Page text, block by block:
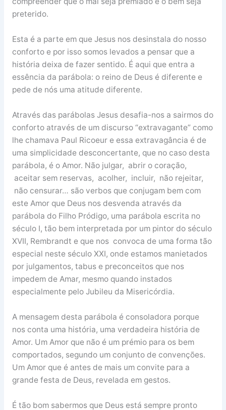
preterido.
Esta é a parte em que Jesus nos desinstala do nosso
conforto e por isso somos levados a pensar que a
história deixa de fazer sentido. É aqui que entra a
essência da parábola: o reino de Deus é diferente e
pede de nós uma atitude diferente.
Através das parábolas Jesus desafia-nos a sairmos do
conforto através de um discurso “extravagante” como
lhe chamava Paul Ricoeur e essa extravagância é de
uma simplicidade desconcertante, que no caso desta
parábola, é o Amor. Não julgar, abrir o coração,
aceitar sem reservas, acolher, incluir, não rejeitar,
não censurar… são verbos que conjugam bem com
este Amor que Deus nos desvenda através da
parábola do Filho Pródigo, uma parábola escrita no
século I, tão bem interpretada por um pintor do século
XVII, Rembrandt e que nos convoca de uma forma tão
especial neste século XXI, onde estamos manietados
por julgamentos, tabus e preconceitos que nos
impedem de Amar, mesmo quando instados
especialmente pelo Jubileu da Misericórdia.
A mensagem desta parábola é consoladora porque
nos conta uma história, uma verdadeira história de
Amor. Um Amor que não é um prémio para os bem
comportados, segundo um conjunto de convenções.
Um Amor que é antes de mais um convite para a
grande festa de Deus, revelada em gestos.
É tão bom sabermos que Deus está sempre pronto